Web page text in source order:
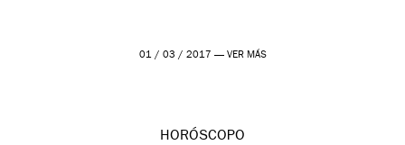
01 / 03 / 2017 — VER MÁS
HORÓSCOPO